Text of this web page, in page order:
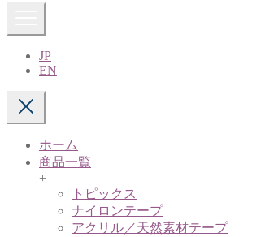
JP
EN
ホーム
商品一覧
+
トピックス
ナイロンテープ
アクリル／天然素材テープ